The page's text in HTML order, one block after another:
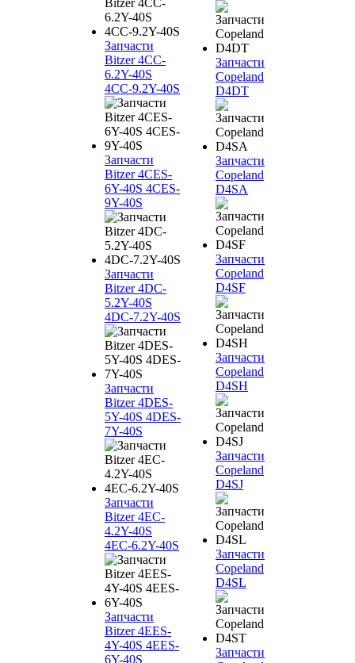
Запчасти
Bitzer 4CC-
6.2Y-40S
4CC-9.2Y-40S
Запчасти
Bitzer 4CES-
6Y-40S 4CES-
9Y-40S
Запчасти
Bitzer 4DC-
5.2Y-40S
4DC-7.2Y-40S
Запчасти
Bitzer 4DES-
5Y-40S 4DES-
7Y-40S
Запчасти
Bitzer 4EC-
4.2Y-40S
4EC-6.2Y-40S
Запчасти
Bitzer 4EES-
4Y-40S 4EES-
6Y-40S
Запчасти
Copeland
D4DT
Запчасти
Copeland
D4SA
Запчасти
Copeland
D4SF
Запчасти
Copeland
D4SH
Запчасти
Copeland
D4SJ
Запчасти
Copeland
D4SL
Запчасти